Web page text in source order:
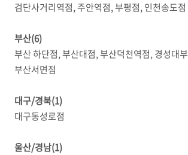
검단사거리역점, 주안역점, 부평점, 인천송도점
부산(6)
부산 하단점, 부산대점, 부산덕천역점, 경성대
부산서면점
대구/경북(1)
대구동성로점
울산/경남(1)